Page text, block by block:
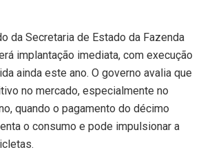
da Secretaria de Estado da Fazenda
implantação imediata, com execução
ainda este ano. O governo avalia que
no mercado, especialmente no
quando o pagamento do décimo
o consumo e pode impulsionar a